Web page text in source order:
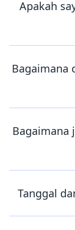
Apakah
Bagaimana
Bagaimana
Tanggal